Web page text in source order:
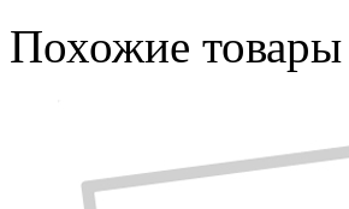
Похожие товары